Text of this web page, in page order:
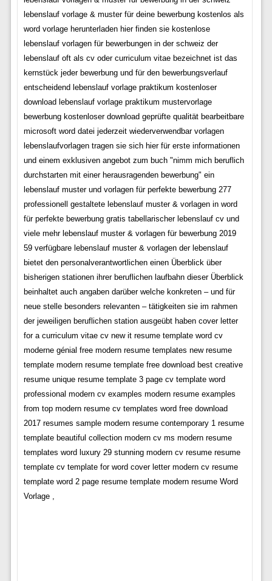
lebenslauf vorlage & muster für deine bewerbung kostenlos als
word vorlage herunterladen hier finden sie kostenlose
lebenslauf vorlagen für bewerbungen in der schweiz der
lebenslauf oft als cv oder curriculum vitae bezeichnet ist das
kernstück jeder bewerbung und für den bewerbungsverlauf
entscheidend lebenslauf vorlage praktikum kostenloser
download lebenslauf vorlage praktikum mustervorlage
bewerbung kostenloser download geprüfte qualität bearbeitbare
microsoft word datei jederzeit wiederverwendbar vorlagen
lebenslaufvorlagen tragen sie sich hier für erste informationen
und einem exklusiven angebot zum buch "nimm mich beruflich
durchstarten mit einer herausragenden bewerbung" ein
lebenslauf muster und vorlagen für perfekte bewerbung 277
professionell gestaltete lebenslauf muster & vorlagen in word
für perfekte bewerbung gratis tabellarischer lebenslauf cv und
viele mehr lebenslauf muster & vorlagen für bewerbung 2019
59 verfügbare lebenslauf muster & vorlagen der lebenslauf
bietet den personalverantwortlichen einen Überblick über
bisherigen stationen ihrer beruflichen laufbahn dieser Überblick
beinhaltet auch angaben darüber welche konkreten – und für
neue stelle besonders relevanten – tätigkeiten sie im rahmen
der jeweiligen beruflichen station ausgeübt haben cover letter
for a curriculum vitae cv new it resume template word cv
moderne génial free modern resume templates new resume
template modern resume template free download best creative
resume unique resume template 3 page cv template word
professional modern cv examples modern resume examples
from top modern resume cv templates word free download
2017 resumes sample modern resume contemporary 1 resume
template beautiful collection modern cv ms modern resume
templates word luxury 29 stunning modern cv resume resume
template cv template for word cover letter modern cv resume
template word 2 page resume template modern resume Word
Vorlage ,